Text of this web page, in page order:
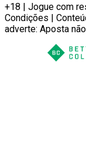
+18 | Jogue com
Condições |
adverte: Aposta